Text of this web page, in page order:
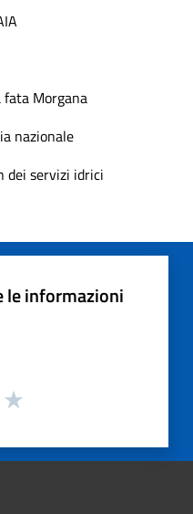
Morgana
nazionale
dei servizi idrici
le informazioni